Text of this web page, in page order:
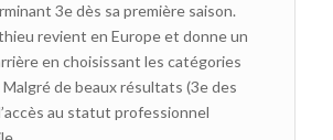
3e dès sa première saison.
revient en Europe et donne un
en choisissant les catégories
Malgré de beaux résultats (3e des
au statut professionnel